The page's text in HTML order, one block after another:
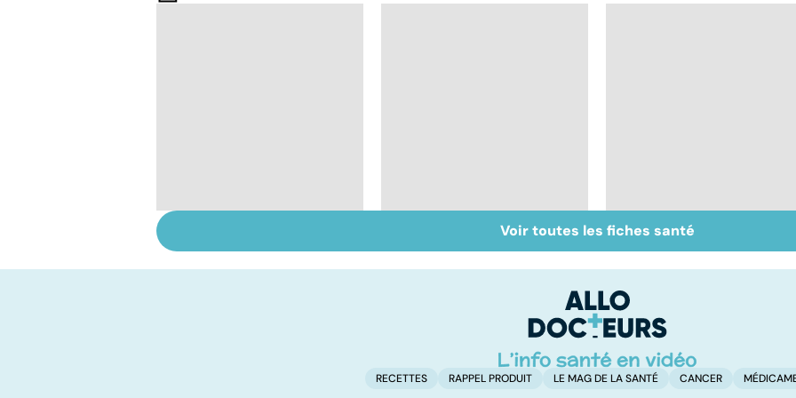
ados en souffrance
Antibiotiques : lutter
contre la résistance
Tout savoir sur les
infections
Voir toutes les fiches santé
RECETTES RAPPEL PRODUIT LE MAG DE LA SANTÉ CANCER